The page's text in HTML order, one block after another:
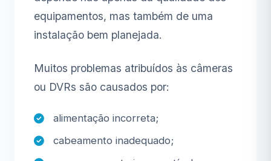
equipamentos, mas também de uma
instalação bem planejada.
Muitos problemas atribuídos às câmeras
ou DVRs são causados por:
alimentação incorreta;
cabeamento inadequado;